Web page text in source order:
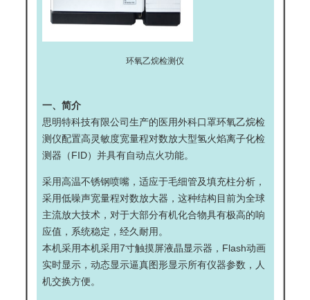
环氧乙烷检测仪
一、简介
思明特科技有限公司生产的医用外科口罩环氧乙烷检
测仪配置高灵敏度宽量程对数放大型氢火焰离子化检
测器（FID）并具有自动点火功能。
采用高温不锈钢喷嘴，适应于毛细管及填充柱分析，
采用低噪声宽量程对数放大器，这种结构目前为全球
主流放大技术，对于大部分有机化合物具有极高的响
应值，系统稳定，经久耐用。
本机采用本机采用7寸触摸屏液晶显示器，Flash动画
实时显示，动态显示逼真图形显示所有仪器参数，人
机交换方便。